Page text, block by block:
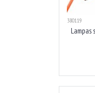
380119
Lampas